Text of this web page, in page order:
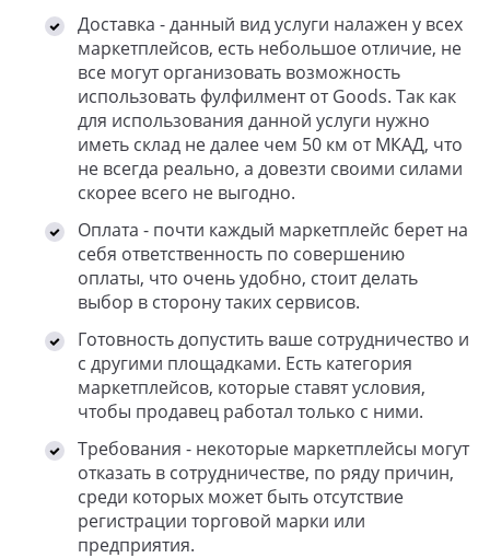
Доставка - данный вид услуги налажен у всех
маркетплейсов, есть небольшое отличие, не
все могут организовать возможность
использовать фулфилмент от Goods. Так как
для использования данной услуги нужно
иметь склад не далее чем 50 км от МКАД, что
не всегда реально, а довезти своими силами
скорее всего не выгодно.
Оплата - почти каждый маркетплейс берет на
себя ответственность по совершению
оплаты, что очень удобно, стоит делать
выбор в сторону таких сервисов.
Готовность допустить ваше сотрудничество и
с другими площадками. Есть категория
маркетплейсов, которые ставят условия,
чтобы продавец работал только с ними.
Требования - некоторые маркетплейсы могут
отказать в сотрудничестве, по ряду причин,
среди которых может быть отсутствие
регистрации торговой марки или
предприятия.